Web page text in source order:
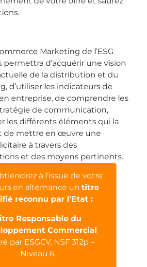
Marketing de l’ESG
permettra d’acquérir une vision
de la distribution et du
d’utiliser les indicateurs de
entreprise, de comprendre les
de communication,
les différents éléments qui la
de mettre en œuvre une
à travers des
et des moyens pertinents.
à l’issue de votre
en alternance untitre
reconnu par l’Etat :
Responsable du
Commercial
par ESGCV, NSF 312p –
Niveau 6.